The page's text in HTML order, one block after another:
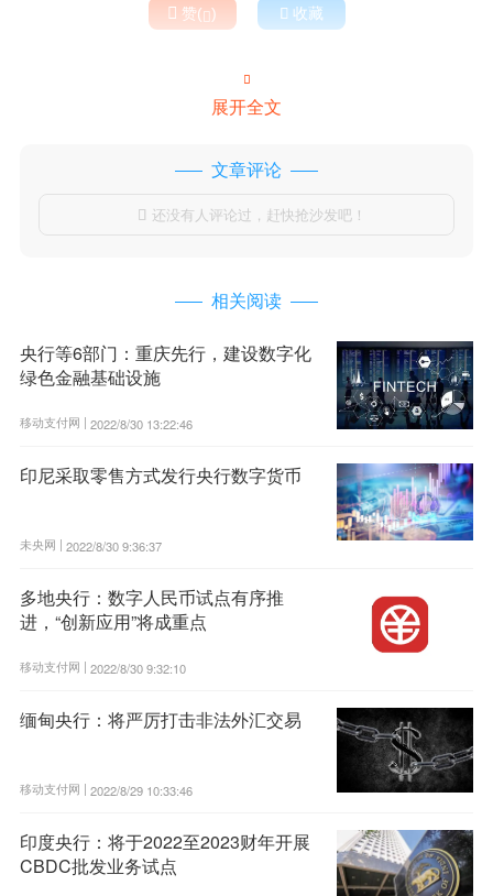
 赞()  收藏

展开全文
文章评论
 还没有人评论过，赶快抢沙发吧！
相关阅读
央行等6部门：重庆先行，建设数字化
绿色金融基础设施
移动支付网 | 2022/8/30 13:22:46
印尼采取零售方式发行央行数字货币
未央网 | 2022/8/30 9:36:37
多地央行：数字人民币试点有序推
进，“创新应用”将成重点
移动支付网 | 2022/8/30 9:32:10
缅甸央行：将严厉打击非法外汇交易
移动支付网 | 2022/8/29 10:33:46
印度央行：将于2022至2023财年开展
CBDC批发业务试点